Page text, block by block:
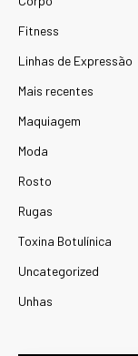
Fitness
Linhas de Expressão
Mais recentes
Maquiagem
Moda
Rosto
Rugas
Toxina Botulínica
Uncategorized
Unhas